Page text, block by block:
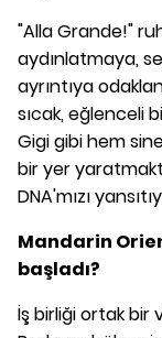
"Alla Grande!"
aydınlatmaya,
ayrıntıya
sıcak, eğlenceli
Gigi gibi hem
bir yer
DNA'mızı
Mandarin
başladı?
İş birliği ortak bir